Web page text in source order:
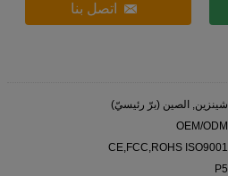
اتصل بنا
شينزين, الصين (برّ رئيسيّ)
OEM/ODM
CE,FCC,ROHS ISO9001
P5